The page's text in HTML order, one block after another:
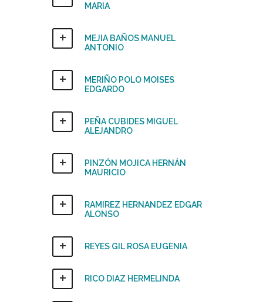
MARIA
MEJIA BAÑOS MANUEL
ANTONIO
MERIÑO POLO MOISES
EDGARDO
PEÑA CUBIDES MIGUEL
ALEJANDRO
PINZÓN MOJICA HERNÁN
MAURICIO
RAMIREZ HERNANDEZ EDGAR
ALONSO
REYES GIL ROSA EUGENIA
RICO DIAZ HERMELINDA